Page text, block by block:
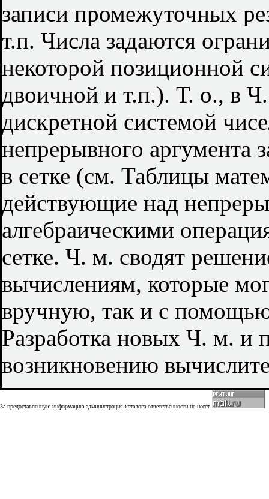
записи промежуточных
т.п. Числа задаются
некоторой позиционной
двоичной и т.п.). Т. о., в
дискретной системой
непрерывного аргумента
в сетке (см. Таблицы
действующие над
алгебраическими
сетке. Ч. м. сводят
вычислениям, которые
вручную, так и с
Разработка новых Ч. м.
возникновению
За предоставленную информацию администрация каталога ответственности не несет